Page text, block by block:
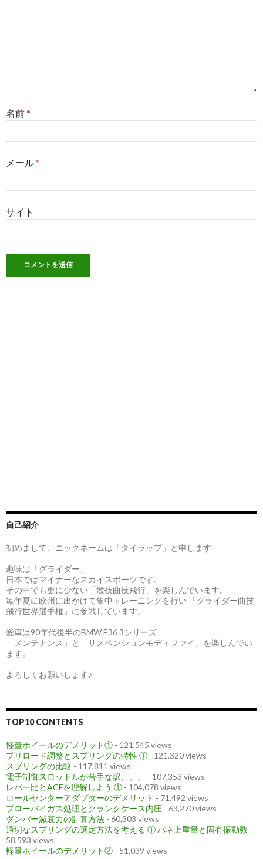
名前*
メール*
サイト
自己紹介
初めまして、ニックネームは「タイラップ」と申します
趣味は「グライダー」
日本ではマイナーなスカイスポーツです.
その中でも更に少ない「競技曲技飛行」を楽しんでいます。
毎年夏に欧州に出かけて集中トレーニングを行い 「グライダー曲技
飛行世界選手権」に参戦しています。
愛車は90年代後半のBMW E36 3シリーズ
「メンテナンス」と「サスペンションモディファイ」を楽しんでい
ます。
よろしくお願いします♪
TOP10 CONTENTS
軽量ホイールのデメリット① - 121,545 views
プリロード調整とスプリングの特性 ① - 121,320 views
スプリングの比較 - 117,811 views
電子制御スロットルが苦手な訳、、、
- 107,353 views
レバー比とACFを理解しよう ① - 104,078 views
ロールセンターアダプターのデメリット - 71,492 views
ブローバイガス処理とクランクケース内圧 - 63,270 views
ダンパー減衰力の計算方法 - 60,303 views
適切なスプリングの選定方法を考える ① バネ上重量と固有振動数 -
58,593 views
軽量ホイールのデメリット② - 51,039 views